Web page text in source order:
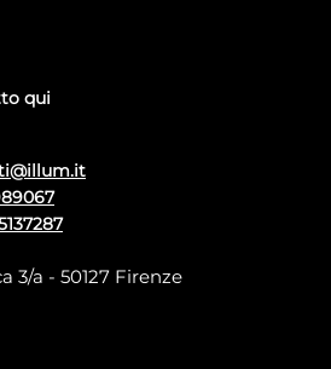
qui
3/a - 50127 Firenze